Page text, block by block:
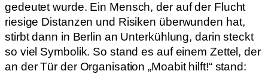
gedeutet wurde. Ein Mensch, der auf der Flucht
riesige Distanzen und Risiken überwunden hat,
stirbt dann in Berlin an Unterkühlung, darin steckt
so viel Symbolik. So stand es auf einem Zettel, der
an der Tür der Organisation „Moabit hilft!“ stand: